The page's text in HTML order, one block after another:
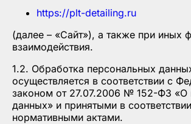
https://plt-detailing.ru
(далее – «Сайт»), а также при иных
взаимодействия.
1.2. Обработка персональных
осуществляется в соответствии с
законом от 27.07.2006 № 152-ФЗ «О
данных» и принятыми в
нормативными актами.